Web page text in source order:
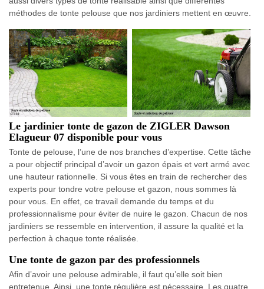
méthodes de tonte pelouse que nos jardiniers mettent en œuvre.
Le jardinier tonte de gazon de ZIGLER Dawson
Elagueur 07 disponible pour vous
Tonte de pelouse, l’une de nos branches d’expertise. Cette tâche
a pour objectif principal d’avoir un gazon épais et vert armé avec
une hauteur rationnelle. Si vous êtes en train de rechercher des
experts pour tondre votre pelouse et gazon, nous sommes là
pour vous. En effet, ce travail demande du temps et du
professionnalisme pour éviter de nuire le gazon. Chacun de nos
jardiniers se ressemble en intervention, il assure la qualité et la
perfection à chaque tonte réalisée.
Une tonte de gazon par des professionnels
Afin d’avoir une pelouse admirable, il faut qu’elle soit bien
entretenue. Ainsi, une tonte régulière est nécessaire. Les quatre